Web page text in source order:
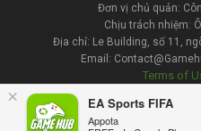
× EA Sports FIFA
Appota
Đơn vị chủ quản:
Chịu trách nhiệm:
Địa chỉ: Le Building, số 11,
Email:
Terms of
Liên